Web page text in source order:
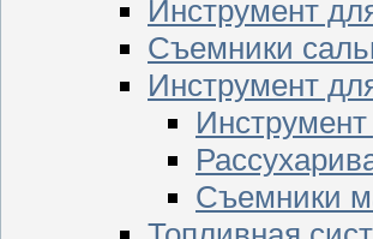
Инструмент
Съемники
Инструмент
Съемники